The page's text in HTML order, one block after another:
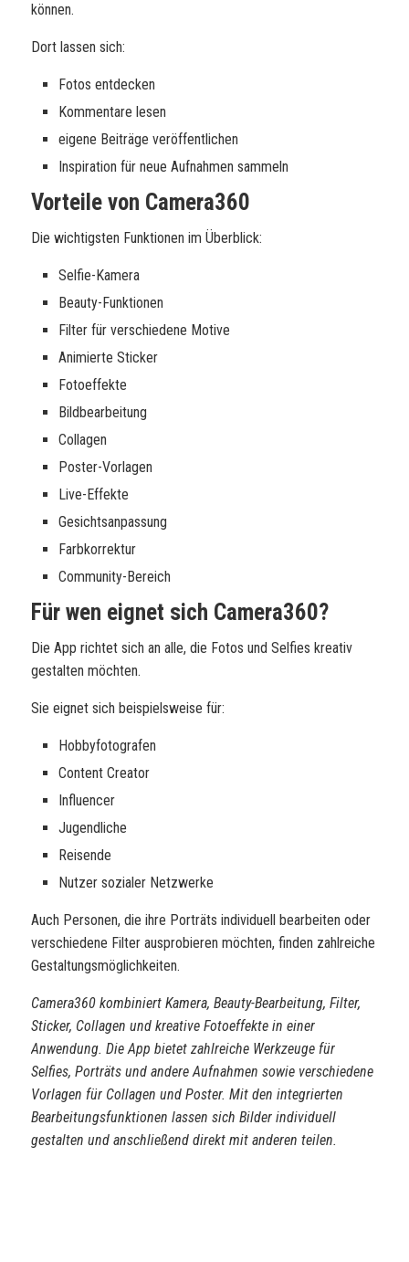
können.
Dort lassen sich:
Fotos entdecken
Kommentare lesen
eigene Beiträge veröffentlichen
Inspiration für neue Aufnahmen sammeln
Vorteile von Camera360
Die wichtigsten Funktionen im Überblick:
Selfie-Kamera
Beauty-Funktionen
Filter für verschiedene Motive
Animierte Sticker
Fotoeffekte
Bildbearbeitung
Collagen
Poster-Vorlagen
Live-Effekte
Gesichtsanpassung
Farbkorrektur
Community-Bereich
Für wen eignet sich Camera360?
Die App richtet sich an alle, die Fotos und Selfies kreativ
gestalten möchten.
Sie eignet sich beispielsweise für:
Hobbyfotografen
Content Creator
Influencer
Jugendliche
Reisende
Nutzer sozialer Netzwerke
Auch Personen, die ihre Porträts individuell bearbeiten oder
verschiedene Filter ausprobieren möchten, finden zahlreiche
Gestaltungsmöglichkeiten.
Camera360 kombiniert Kamera, Beauty-Bearbeitung, Filter,
Sticker, Collagen und kreative Fotoeffekte in einer
Anwendung. Die App bietet zahlreiche Werkzeuge für
Selfies, Porträts und andere Aufnahmen sowie verschiedene
Vorlagen für Collagen und Poster. Mit den integrierten
Bearbeitungsfunktionen lassen sich Bilder individuell
gestalten und anschließend direkt mit anderen teilen.